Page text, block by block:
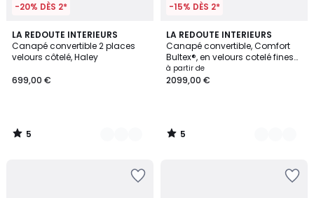
-20% DÈS 2*
LA REDOUTE INTERIEURS
Canapé convertible 2 places
velours côtelé, Haley
699,00 €
5
/
5
2
Couleurs
5
/
-15% DÈS 2*
LA REDOUTE INTERIEURS
Canapé convertible, Comfort
Bultex®, en velours cotelé fines
cotes, CECILIA
à partir de
2099,00 €
5
/
5
5
Couleurs
5
/